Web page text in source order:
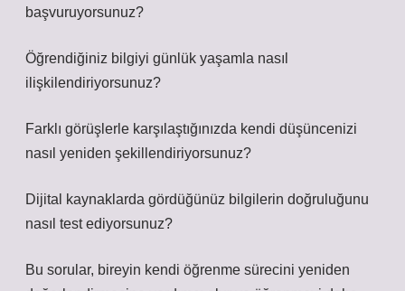
başvuruyorsunuz?
Öğrendiğiniz bilgiyi günlük yaşamla nasıl
ilişkilendiriyorsunuz?
Farklı görüşlerle karşılaştığınızda kendi düşüncenizi
nasıl yeniden şekillendiriyorsunuz?
Dijital kaynaklarda gördüğünüz bilgilerin doğruluğunu
nasıl test ediyorsunuz?
Bu sorular, bireyin kendi öğrenme sürecini yeniden